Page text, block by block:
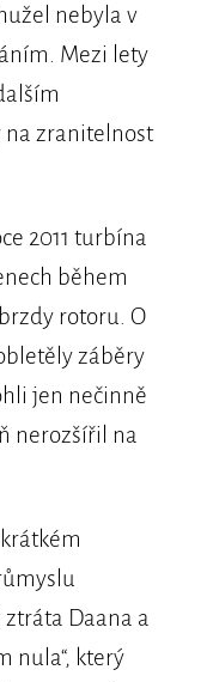
nebyla v
Mezi lety
zranitelnost
2011 turbína
během
rotoru. O
záběry
jen nečinně
nerozšířil na
Daana a
nula“, který